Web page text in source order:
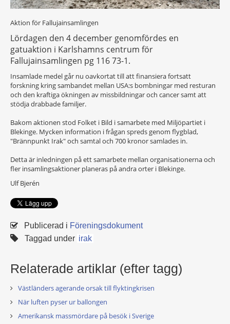
Aktion för Fallujainsamlingen
Lördagen den 4 december genomfördes en
gatuaktion i Karlshamns centrum för
Fallujainsamlingen pg 116 73-1.
Insamlade medel går nu oavkortat till att finansiera fortsatt
forskning kring sambandet mellan USA:s bombningar med resturan
och den kraftiga ökningen av missbildningar och cancer samt att
stödja drabbade familjer.
Bakom aktionen stod Folket i Bild i samarbete med Miljöpartiet i
Blekinge. Mycken information i frågan spreds genom flygblad,
"Brännpunkt Irak" och samtal och 700 kronor samlades in.
Detta är inledningen på ett samarbete mellan organisationerna och
fler insamlingsaktioner planeras på andra orter i Blekinge.
Ulf Bjerén
Publicerad i Föreningsdokument
Taggad under irak
Relaterade artiklar (efter tagg)
Västländers agerande orsak till flyktingkrisen
När luften pyser ur ballongen
Amerikansk massmördare på besök i Sverige